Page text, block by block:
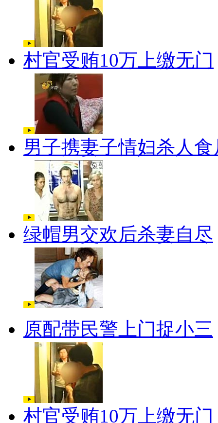
村官受贿10万上缴无门
男子携妻子情妇杀人食
绿帽男交欢后杀妻自尽
原配带民警上门捉小三
村官受贿10万上缴无门